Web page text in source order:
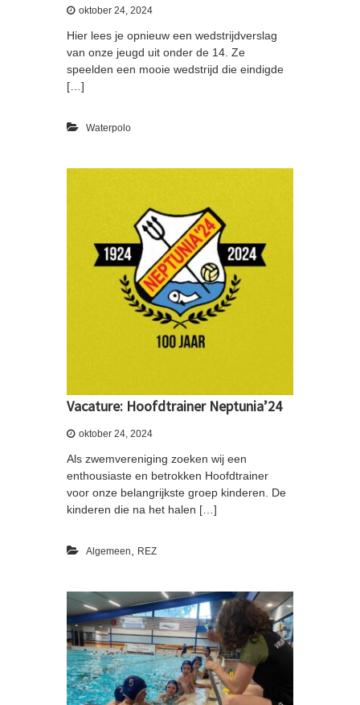
oktober 24, 2024
Hier lees je opnieuw een wedstrijdverslag
van onze jeugd uit onder de 14. Ze
speelden een mooie wedstrijd die eindigde
[…]
Waterpolo
Vacature: Hoofdtrainer Neptunia’24
oktober 24, 2024
Als zwemvereniging zoeken wij een
enthousiaste en betrokken Hoofdtrainer
voor onze belangrijkste groep kinderen. De
kinderen die na het halen […]
Algemeen REZ